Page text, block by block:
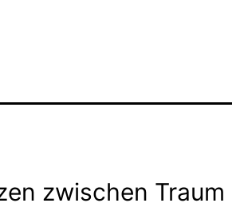
zwischen Traum